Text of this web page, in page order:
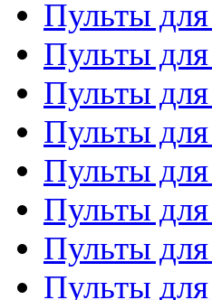
Пульты
Пульты
Пульты
Пульты
Пульты
Пульты
Пульты
Пульты